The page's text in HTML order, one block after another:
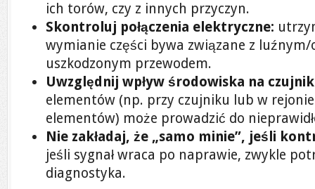
ich torów, czy z innych przyczyn.
Skontroluj połączenia elektryczne:
wymianie części bywa związane z luźnym/
uszkodzonym przewodem.
Uwzględnij wpływ środowiska na
elementów (np. przy czujniku lub w
elementów) może prowadzić do
Nie zakładaj, że „samo minie”, jeśli
jeśli sygnał wraca po naprawie, zwykle
diagnostyka.